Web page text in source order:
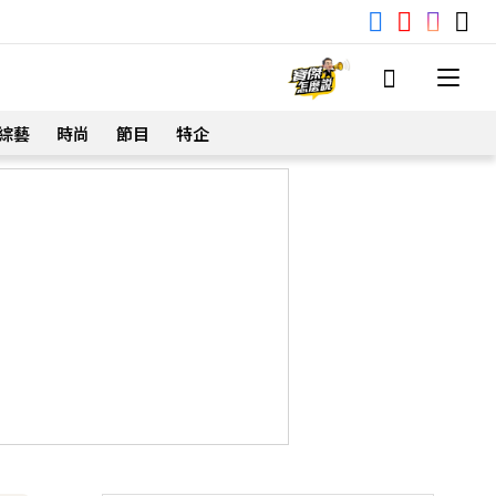
藝 時尚 節目 特企